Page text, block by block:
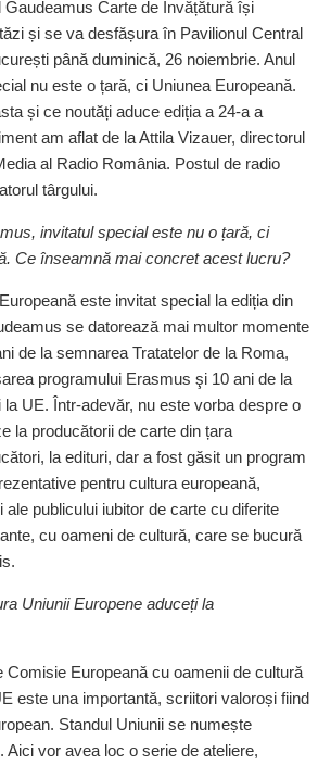
Gaudeamus Carte de Învățătură își
și se va desfășura în Pavilionul Central
până duminică, 26 noiembrie. Anul
nu este o țară, ci Uniunea Europeană.
și ce noutăți aduce ediția a 24-a a
am aflat de la Attila Vizauer, directorul
al Radio România. Postul de radio
târgului.
invitatul special este nu o țară, ci
Ce înseamnă mai concret acest lucru?
este invitat special la ediția din
se datorează mai multor momente
de la semnarea Tratatelor de la Roma,
programului Erasmus şi 10 ani de la
UE. Într-adevăr, nu este vorba despre o
la producătorii de carte din țara
la edituri, dar a fost găsit un program
pentru cultura europeană,
publicului iubitor de carte cu diferite
cu oameni de cultură, care se bucură
­Uniunii Europene aduceți la
Comisie Europeană cu oamenii de cultură
este una importantă, scriitori valoroși fiind
Standul Uniunii se numește
Aici vor avea loc o serie de ateliere,